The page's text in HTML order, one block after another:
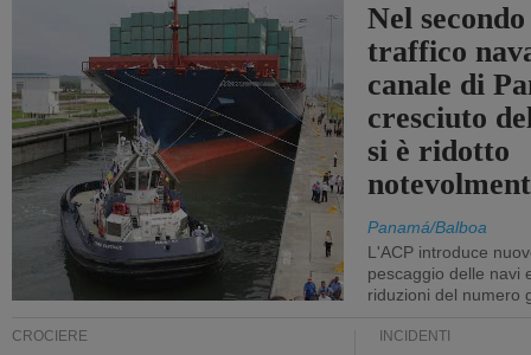
Nel
traffico
canale di
cresciuto
si è ridotto
Panamá/Balboa
L'ACP introduce
pescaggio delle navi
riduzioni del numero
CROCIERE INCIDENTI